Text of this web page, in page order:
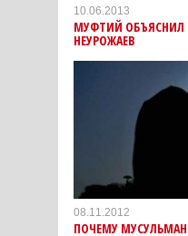
10.06.2013
МУФТИЙ ОБЪЯСНИЛ
НЕУРОЖАЕВ
08.11.2012
ПОЧЕМУ